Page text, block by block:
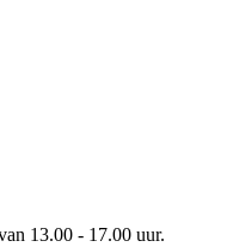
13.00 - 17.00 uur.